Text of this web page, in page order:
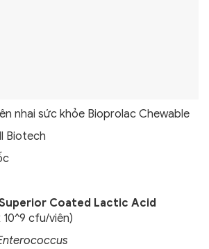
nhai sức khỏe Bioprolac Chewable
Biotech
Coated Lactic Acid
10^9 cfu/viên)